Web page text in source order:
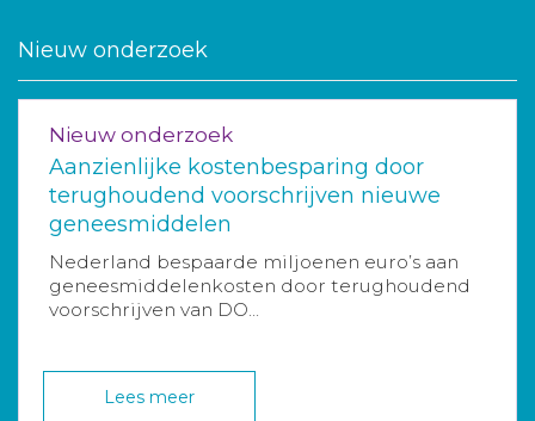
Nieuw onderzoek
Nieuw onderzoek
Aanzienlijke kostenbesparing door
terughoudend voorschrijven nieuwe
geneesmiddelen
Nederland bespaarde miljoenen euro’s aan
geneesmiddelenkosten door terughoudend
voorschrijven van DO...
Lees meer